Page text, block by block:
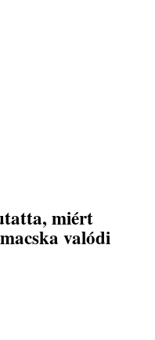
miért
valódi